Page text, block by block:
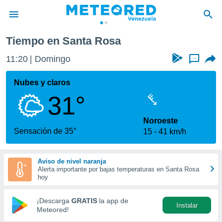
de
ha
calidad.
a este
las
y
forma
digital
basada
Tiempo en Santa Rosa
11:20 Domingo ...
Nubes y claros
31°
Sensación de 35°
Noroeste
15
41 km/h
Aviso de nivel naranja
Alerta importante por bajas temperaturas en Santa Rosa
hoy
¡Descarga GRATIS la app de
Meteored!
Instalar